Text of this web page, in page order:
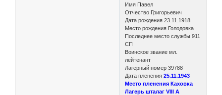
Имя Павел
Отчество Григорьевич
Дата рождения 23.11.1918
Место рождения Голодовка
Последнее место службы 911
СП
Воинское звание мл.
лейтенант
Лагерный номер 39788
Дата пленения25.11.1943
Место пленения Каховка
Лагерь шталаг VIII A